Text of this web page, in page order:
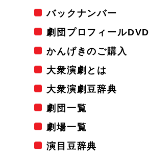
バックナンバー
劇団プロフィールDVD
かんげきのご購入
大衆演劇とは
大衆演劇豆辞典
劇団一覧
劇場一覧
演目豆辞典